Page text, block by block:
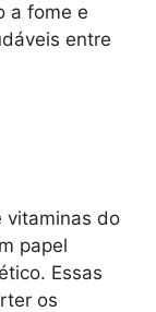
a fome e
entre
vitaminas do
papel
Essas
os